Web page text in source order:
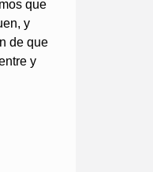
que
y
de que
y